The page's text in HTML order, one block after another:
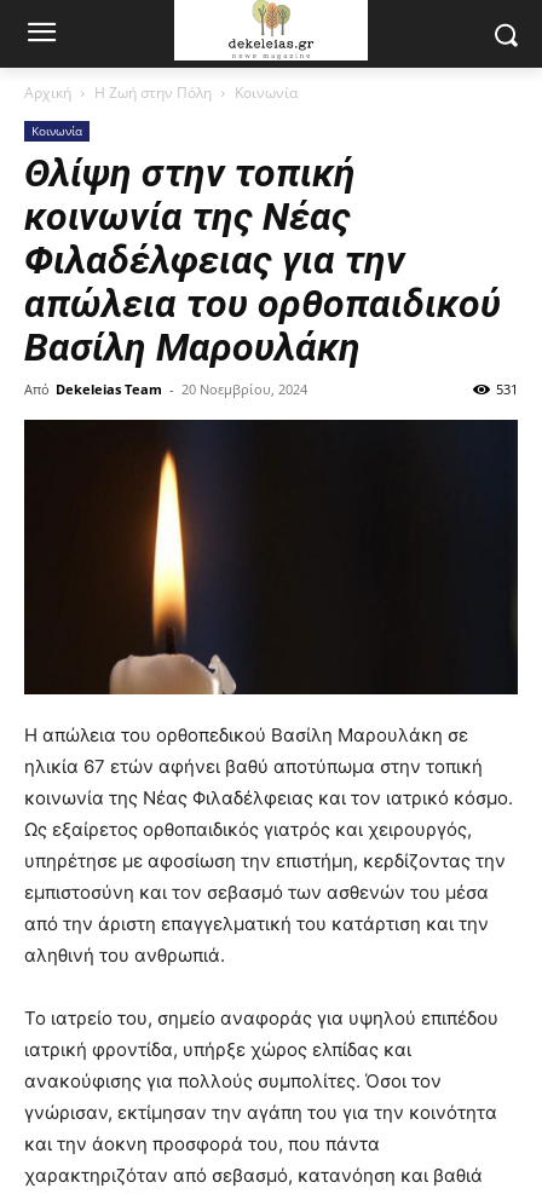
Αρχική Η Ζωή στην Πόλη Κοινωνία
Κοινωνία
Θλίψη στην τοπική
κοινωνία της Νέας
Φιλαδέλφειας για την
απώλεια του ορθοπαιδικού
Βασίλη Μαρουλάκη
Από Dekeleias Team - 20 Νοεμβρίου, 2024 531
Η απώλεια του ορθοπεδικού Βασίλη Μαρουλάκη σε
ηλικία 67 ετών αφήνει βαθύ αποτύπωμα στην τοπική
κοινωνία της Νέας Φιλαδέλφειας και τον ιατρικό κόσμο.
Ως εξαίρετος ορθοπαιδικός γιατρός και χειρουργός,
υπηρέτησε με αφοσίωση την επιστήμη, κερδίζοντας την
εμπιστοσύνη και τον σεβασμό των ασθενών του μέσα
από την άριστη επαγγελματική του κατάρτιση και την
αληθινή του ανθρωπιά.
Το ιατρείο του, σημείο αναφοράς για υψηλού επιπέδου
ιατρική φροντίδα, υπήρξε χώρος ελπίδας και
ανακούφισης για πολλούς συμπολίτες. Όσοι τον
γνώρισαν, εκτίμησαν την αγάπη του για την κοινότητα
και την άοκνη προσφορά του, που πάντα
χαρακτηριζόταν από σεβασμό, κατανόηση και βαθιά